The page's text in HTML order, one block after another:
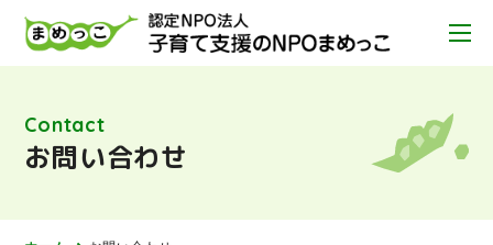
Contact
お問い合わせ